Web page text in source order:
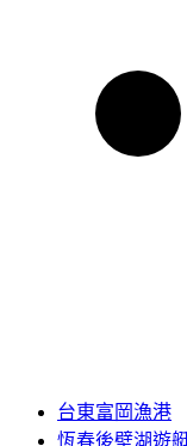
台東富岡漁港
恆春後壁湖遊